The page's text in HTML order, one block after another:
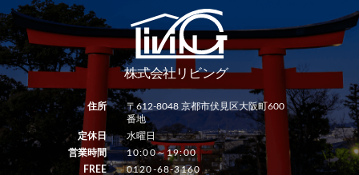
住所
〒612-8048 京都市伏見区大阪町600
番地
定休日
水曜日
営業時間
10:00～19:00
FREE
0120-68-3160